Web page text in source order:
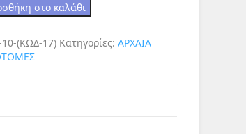
στο καλάθι
(ΚΩΔ-17) Κατηγορίες:ΑΡΧΑΙΑ